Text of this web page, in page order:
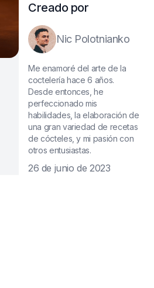
Creado por
Nic Polotnianko
Me enamoré del arte de la
coctelería hace 6 años.
Desde entonces, he
perfeccionado mis
habilidades, la elaboración de
una gran variedad de recetas
de cócteles, y mi pasión con
otros entusiastas.
26 de junio de 2023